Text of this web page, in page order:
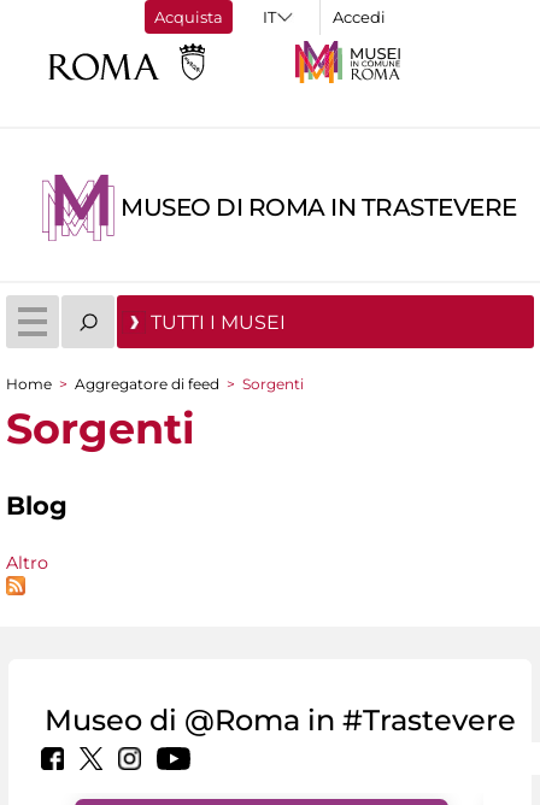
Acquista Accedi
MUSEO DI ROMA IN TRASTEVERE
TUTTI I MUSEI
Tu sei qui
Home > Aggregatore di feed > Sorgenti
Sorgenti
Blog
Altro
Museo di @Roma in #Trastevere